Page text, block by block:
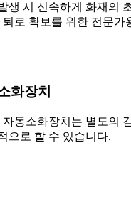
생 시 신속하게 화재의
로 확보를 위한 전문가
화장치
동소화장치는 별도의
으로 할 수 있습니다.